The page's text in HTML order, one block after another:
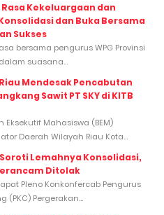
Kekeluargaan dan
dan Buka Bersama
Sukses
bersama pengurus WPG Provinsi
suasana...
Mendesak Pencabutan
Sawit PT SKY di KITB
Eksekutif Mahasiswa (BEM)
Daerah Wilayah Riau Kota...
Soroti Lemahnya Konsolidasi,
Ditolak
Pleno Konkonfercab Pengurus
(PKC) Pergerakan...